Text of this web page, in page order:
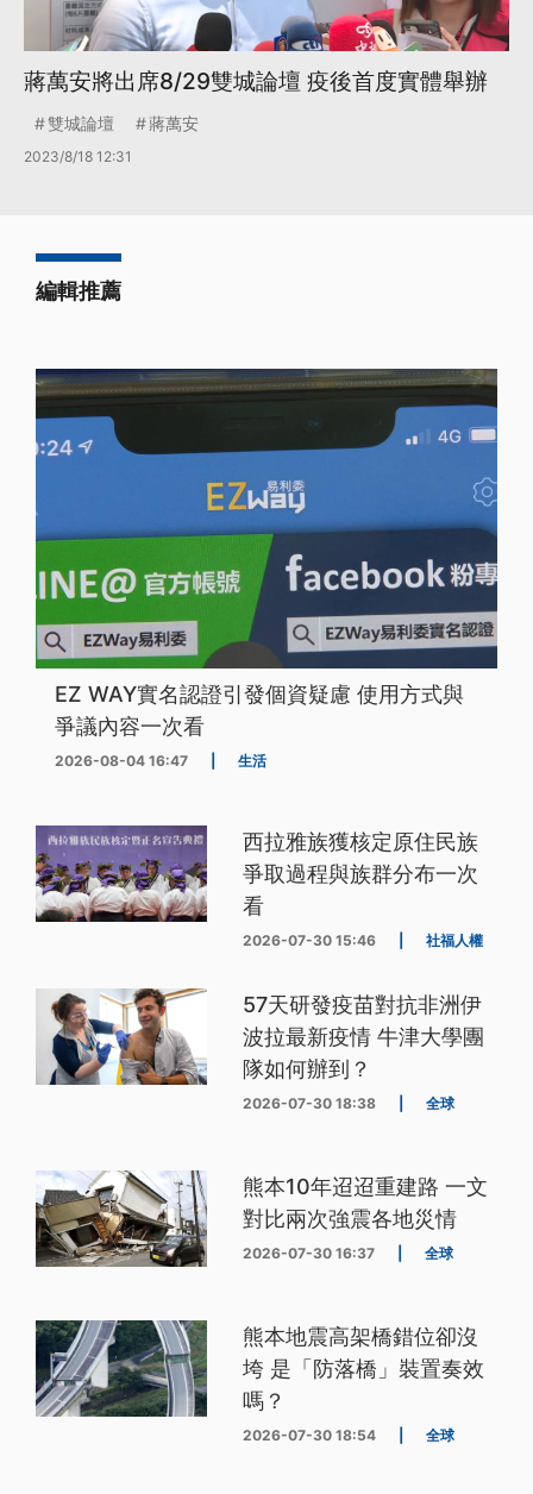
蔣萬安將出席8/29雙城論壇 疫後首度實體舉辦
雙城論壇 蔣萬安
2023/8/18 12:31
編輯推薦
EZ WAY實名認證引發個資疑慮 使用方式與
爭議內容一次看
2026-08-04 16:47 生活
西拉雅族獲核定原住民族
爭取過程與族群分布一次
看
2026-07-30 15:46 社福人權
57天研發疫苗對抗非洲伊
波拉最新疫情 牛津大學團
隊如何辦到？
2026-07-30 18:38 全球
熊本10年迢迢重建路 一文
對比兩次強震各地災情
2026-07-30 16:37 全球
熊本地震高架橋錯位卻沒
垮 是「防落橋」裝置奏效
嗎？
2026-07-30 18:54 全球